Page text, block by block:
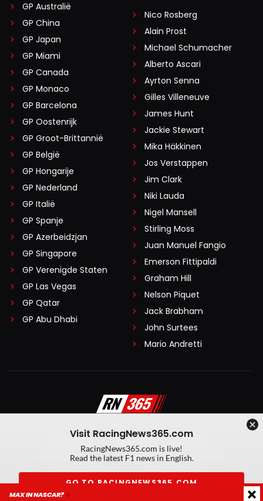
GP Australië
GP China
GP Japan
GP Miami
GP Canada
GP Monaco
GP Barcelona
GP Oostenrijk
GP Groot-Brittannië
GP België
GP Hongarije
GP Nederland
GP Italië
GP Spanje
GP Azerbeidzjan
GP Singapore
GP Verenigde Staten
GP Las Vegas
GP Qatar
GP Abu Dhabi
Nico Rosberg
Alain Prost
Michael Schumacher
Alberto Ascari
Ayrton Senna
Gilles Villeneuve
James Hunt
Jackie Stewart
Mika Häkkinen
Jos Verstappen
Jim Clark
Niki Lauda
Nigel Mansell
Stirling Moss
Juan Manuel Fangio
Emerson Fittipaldi
Graham Hill
Nelson Piquet
Jack Brabham
John Surtees
Mario Andretti
Algemene voorwaarden
Privacy Policy
Created by On Your Marks
Privacy manager
Kansspeluitingen
Visit RacingNews365.com
RacingNews365.com is live!
Read the latest F1 news in English.
GO TO RACINGNEWS365.COM
MAX IN NASCAR?